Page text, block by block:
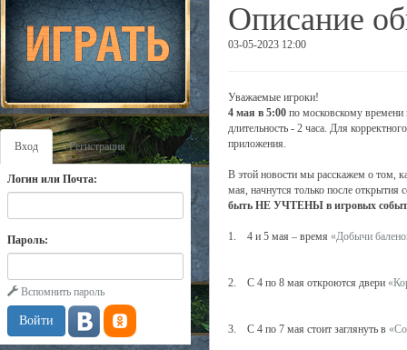
Вход Регистрация
Логин или Почта:
Пароль:
Вспомнить пароль
Описание
03-05-2023 12:00
Уважаемые игроки!
4 мая в 5:00 по московскому времени
длительность - 2 часа. Для
приложения.
В этой новости мы расскажем о том,
мая, начнутся только после открытия
быть НЕ УЧТЕНЫ в игровых
1. 4 и 5 мая – время «Добычи
2. С 4 по 8 мая откроются двери
3. С 4 по 7 мая стоит заглянуть в